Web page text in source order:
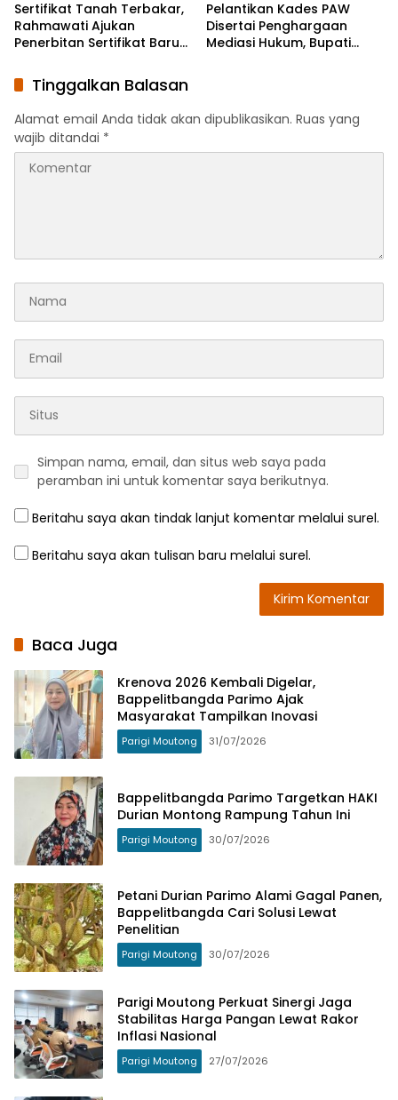
Sertifikat Tanah Terbakar,
Rahmawati Ajukan
Penerbitan Sertifikat Baru
Pelantikan Kades PAW
Disertai Penghargaan
Mediasi Hukum, Bupati
Tinggalkan Balasan
Alamat email Anda tidak akan dipublikasikan. Ruas yang
wajib ditandai *
Simpan nama, email, dan situs web saya pada
peramban ini untuk komentar saya berikutnya.
Beritahu saya akan tindak lanjut komentar melalui surel.
Beritahu saya akan tulisan baru melalui surel.
Baca Juga
Krenova 2026 Kembali Digelar,
Bappelitbangda Parimo Ajak
Masyarakat Tampilkan Inovasi
Parigi Moutong 31/07/2026
Bappelitbangda Parimo Targetkan HAKI
Durian Montong Rampung Tahun Ini
Parigi Moutong 30/07/2026
Petani Durian Parimo Alami Gagal Panen,
Bappelitbangda Cari Solusi Lewat
Penelitian
Parigi Moutong 30/07/2026
Parigi Moutong Perkuat Sinergi Jaga
Stabilitas Harga Pangan Lewat Rakor
Inflasi Nasional
Parigi Moutong 27/07/2026